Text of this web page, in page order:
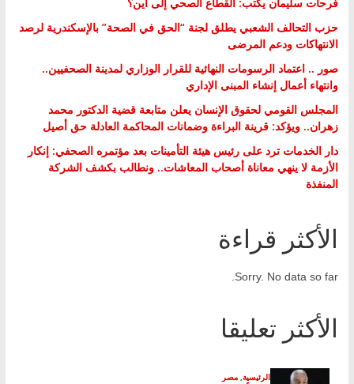
حزب التحالف الشعبي يطلق لجنة “الحق في الصحة” بالإسكندرية لرصد
الانتهاكات ودعم المرضى
صور .. اعتماد الرسومات النهائية للقرار الوزاري لمدينة الصحفيين..
وانتهاء أعمال إنشاء المبنى الإداري
المجلس القومي لحقوق الإنسان يعلن متابعة قضية الدكتور محمد
زهران.. ويؤكد: قرينة البراءة وضمانات المحاكمة العادلة حق أصيل
دار الخدمات ترد على رئيس هيئة التأمينات بعد مؤتمره الصحفي: إنكار
الأزمة لا ينهي معاناة أصحاب المعاشات.. ونطالب بكشف الشركة
المنفذة
الأكثر قراءة
Sorry. No data so far.
الأكثر تعليقا